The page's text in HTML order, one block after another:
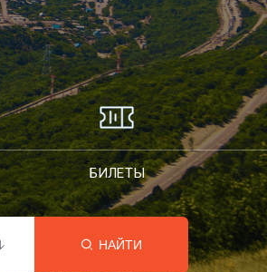
БИЛЕТЫ
НАЙТИ